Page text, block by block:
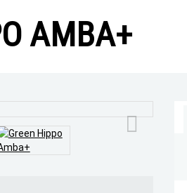
Акустические
системыAMBA+